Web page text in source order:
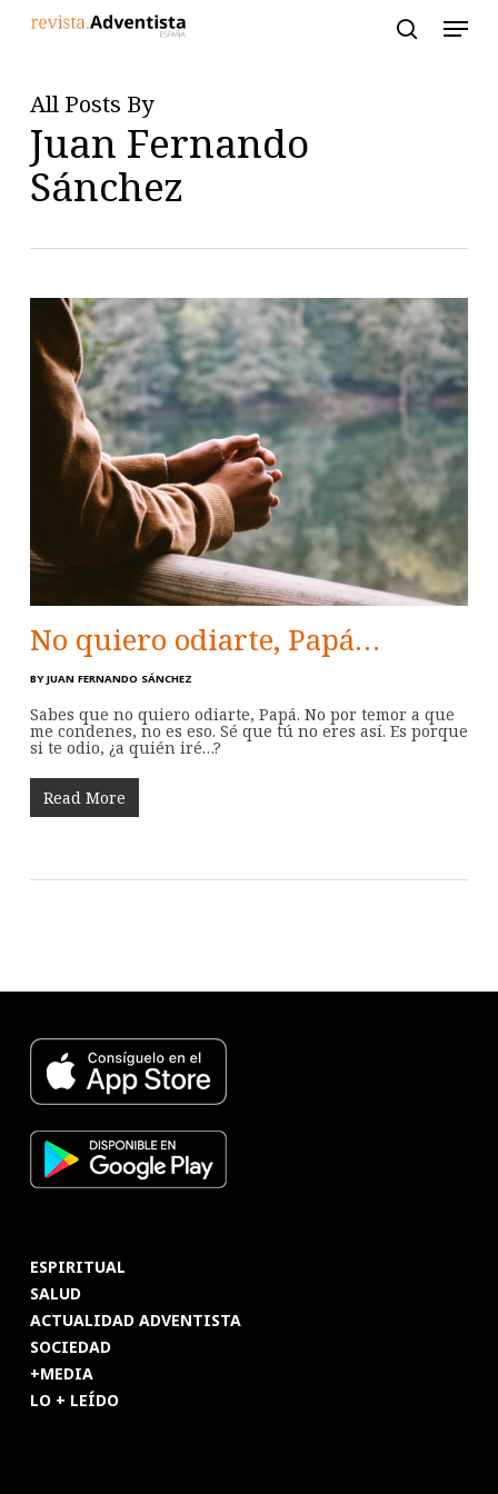
contentAll Posts By
Juan Fernando
Sánchez
No quiero odiarte, Papá…
BY JUAN FERNANDO SÁNCHEZ
Sabes que no quiero odiarte, Papá. No por temor a que
me condenes, no es eso. Sé que tú no eres así. Es porque
si te odio, ¿a quién iré…?
Read More
ESPIRITUAL
SALUD
ACTUALIDAD ADVENTISTA
SOCIEDAD
+MEDIA
LO + LEÍDO